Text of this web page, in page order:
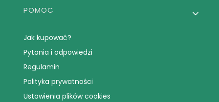
POMOC
Jak kupować?
Pytania i odpowiedzi
Regulamin
Polityka prywatności
Ustawienia plików cookies